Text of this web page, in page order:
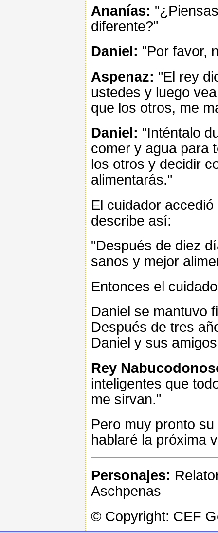
Ananías:
diferente?"
Daniel: "Por favor,
Aspenaz: "El rey
ustedes y luego
que los otros, me
Daniel: "Inténtalo
comer y agua para
los otros y decidir
alimentarás."
El cuidador
describe así:
"Después de diez
sanos y mejor
Entonces el
Daniel se mantuvo
Después de tres
Daniel y sus
Rey
inteligentes que
me sirvan."
Pero muy pronto
hablaré la próxima
Personajes:
Aschpenas
© Copyright: CEF